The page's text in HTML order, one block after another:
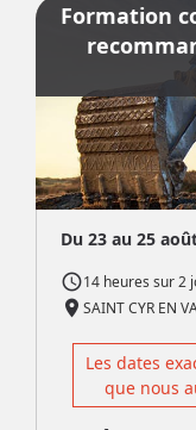
Formation
Du 23 au 25
access_time14 heures sur2
place SAINT CYR EN
Les dates
que nous